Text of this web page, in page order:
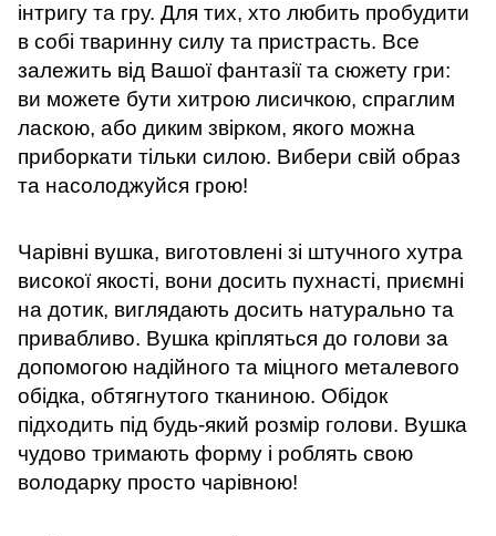
інтригу та гру. Для тих, хто любить пробудити
в собі тваринну силу та пристрасть. Все
залежить від Вашої фантазії та сюжету гри:
ви можете бути хитрою лисичкою, спраглим
ласкою, або диким звірком, якого можна
приборкати тільки силою. Вибери свій образ
та насолоджуйся грою!
Чарівні вушка, виготовлені зі штучного хутра
високої якості, вони досить пухнасті, приємні
на дотик, виглядають досить натурально та
привабливо. Вушка кріпляться до голови за
допомогою надійного та міцного металевого
обідка, обтягнутого тканиною. Обідок
підходить під будь-який розмір голови. Вушка
чудово тримають форму і роблять свою
володарку просто чарівною!